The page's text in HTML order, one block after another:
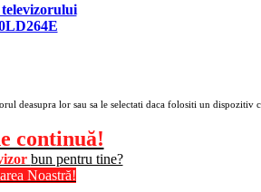
deasupra lor sau sa le selectati daca folositi un dispozitiv
continuă!
bun pentru tine?
Noastră!